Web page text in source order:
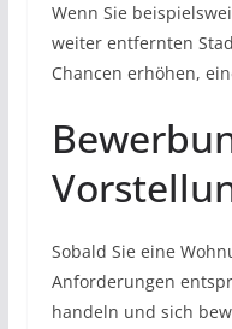
Wenn Sie
weiter entfernten
Chancen erhöhen,
Sobald Sie eine
Anforderungen
handeln und sich